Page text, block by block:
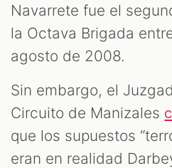
Navarrete fue el
la Octava Brigada
agosto de 2008.
Sin embargo, el
Circuito de Manizales
que los supuestos
eran en realidad